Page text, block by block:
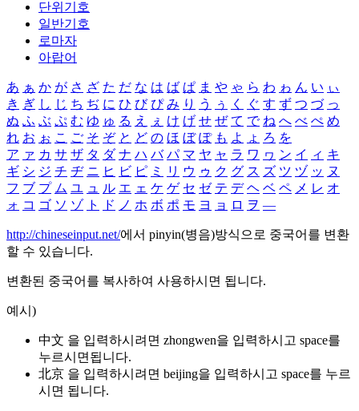
단위기호
일반기호
로마자
아랍어
あ ぁ か が さ ざ た だ な は ば ぱ ま や ゃ ら わ ゎ ん い ぃ
き ぎ し じ ち ぢ に ひ び ぴ み り う ぅ く ぐ す ず つ づ っ
ぬ ふ ぶ ぷ む ゆ ゅ る え ぇ け げ せ ぜ て で ね へ べ ぺ め
れ お ぉ こ ご そ ぞ と ど の ほ ぼ ぽ も よ ょ ろ を
ア ァ カ サ ザ タ ダ ナ ハ バ パ マ ヤ ャ ラ ワ ヮ ン イ ィ キ
ギ シ ジ チ ヂ ニ ヒ ビ ピ ミ リ ウ ゥ ク グ ス ズ ツ ヅ ッ ヌ
フ ブ プ ム ユ ュ ル エ ェ ケ ゲ セ ゼ テ デ ヘ ベ ペ メ レ オ
ォ コ ゴ ソ ゾ ト ド ノ ホ ボ ポ モ ヨ ョ ロ ヲ ―
http://chineseinput.net/에서 pinyin(병음)방식으로 중국어를 변환
할 수 있습니다.
변환된 중국어를 복사하여 사용하시면 됩니다.
예시)
中文 을 입력하시려면 zhongwen을 입력하시고 space를
누르시면됩니다.
北京 을 입력하시려면 beijing을 입력하시고 space를 누르
시면 됩니다.